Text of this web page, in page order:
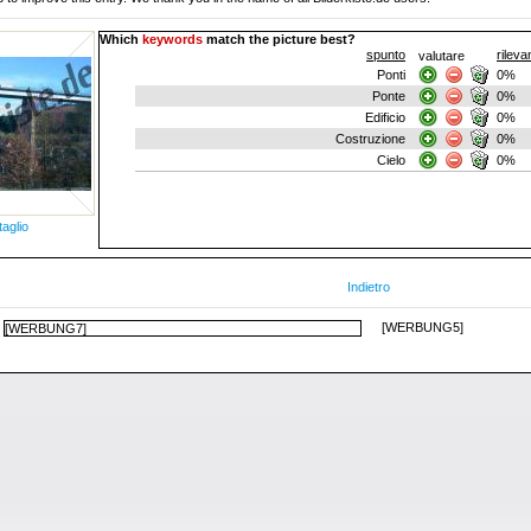
Which keywords match the picture best?
spunto
valutare
Ponti
0%
Ponte
0%
Edificio
0%
Costruzione
0%
Cielo
0%
Indietro
[WERBUNG7] [WERBUNG5]